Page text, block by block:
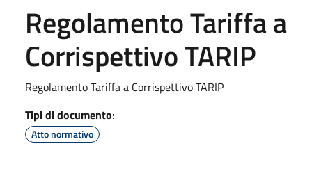
Regolamento Tariffa a
Corrispettivo TARIP
Regolamento Tariffa a Corrispettivo TARIP
Tipi di documento:
Atto normativo